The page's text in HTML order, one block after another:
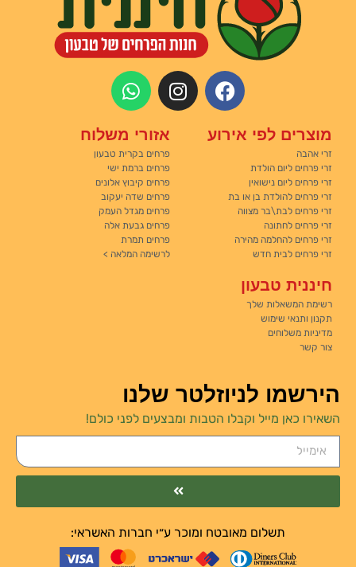
מוצרים לפי אירוע
זרי אהבה
זרי פרחים ליום הולדת
זרי פרחים ליום נישואין
זרי פרחים להולדת בן או בת
זרי פרחים לבת\בר מצווה
זרי פרחים לחתונה
זרי פרחים להחלמה מהירה
זרי פרחים לבית חדש
אזורי משלוח
פרחים בקרית טבעון
פרחים ברמת ישי
פרחים קיבוץ אלונים
פרחים שדה יעקוב
פרחים מגדל העמק
פרחים גבעת אלה
פרחים תמרת
לרשימה המלאה >
חיננית טבעון
רשימת המשאלות שלך
תקנון ותנאי שימוש
מדיניות משלוחים
צור קשר
הירשמו לניוזלטר שלנו
השאירו כאן מייל וקבלו הטבות ומבצעים לפני כולם!
תשלום מאובטח ומוכר ע״י חברות האשראי: